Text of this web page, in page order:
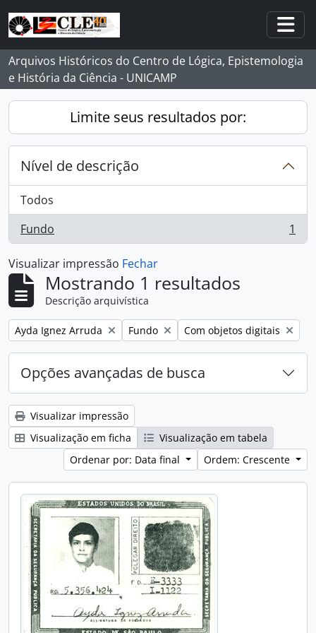
Skip to main content
Arquivos Históricos do Centro de Lógica, Epistemologia
e História da Ciência - UNICAMP
Limite seus resultados por:
Nível de descrição
Todos
Fundo
, 1 resultados 1
Visualizar impressão Fechar
Mostrando 1 resultados
Descrição arquivística
Remover filtro:
Ayda Ignez Arruda Remover filtro:
Fundo Remover filtro:
Com objetos digitais
Opções avançadas de busca
Visualizar impressão
Visualização em ficha
Visualização em tabela
Ordenar por: Data final
Ordem: Crescente